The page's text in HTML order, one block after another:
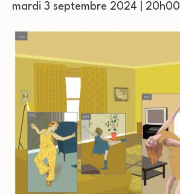
mardi 3 septembre 2024 | 20h00